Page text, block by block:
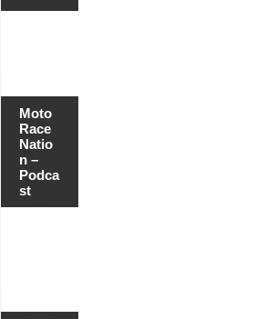
Moto
Race
Natio
n –
Podca
st